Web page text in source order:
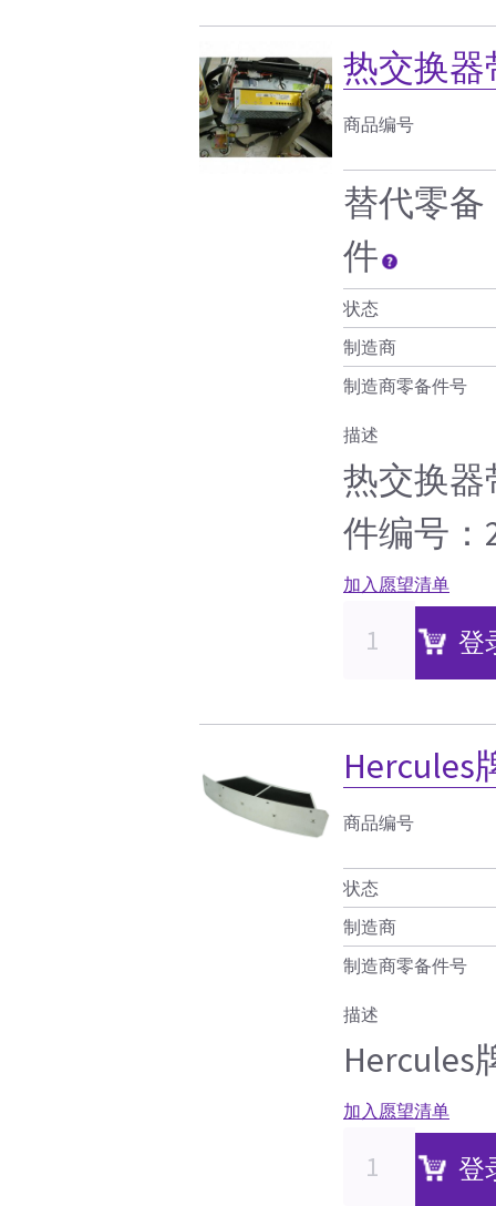
热交换
商品编号
替代零备
件
状态
制造商
制造商零备件号
描述
热交换器
件编号：
加入愿望清单
登
Hercules
商品编号
状态
制造商
制造商零备件号
描述
Hercules
加入愿望清单
登